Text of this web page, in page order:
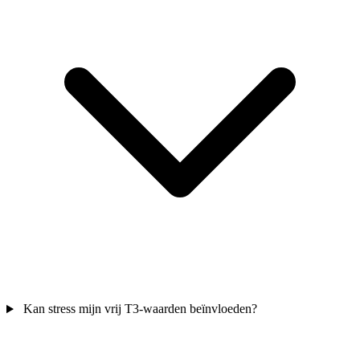
Kan stress mijn vrij T3-waarden beïnvloeden?